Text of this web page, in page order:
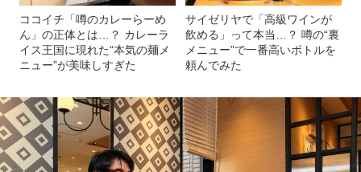
ココイチ「噂のカレーらーめ
ん」の正体とは…？ カレーラ
イス王国に現れた“本気の麺メ
ニュー”が美味しすぎた
サイゼリヤで「高級ワインが
飲める」って本当…？ 噂の“裏
メニュー”で一番高いボトルを
頼んでみた